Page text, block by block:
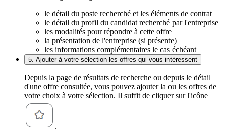
le détail du poste recherché et les éléments de contrat
le détail du profil du candidat recherché par l'entreprise
les modalités pour répondre à cette offre
la présentation de l'entreprise (si présente)
les informations complémentaires le cas échéant
5. Ajouter à votre sélection les offres qui vous intéressent
Depuis la page de résultats de recherche ou depuis le détail
d'une offre consultée, vous pouvez ajouter la ou les offres de
votre choix à votre sélection. Il suffit de cliquer sur l'icône
.